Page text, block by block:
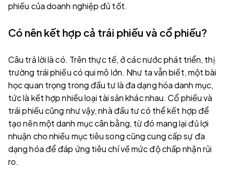
phiếu của doanh nghiệp đủ tốt.
Có nên kết hợp cả trái phiếu và cổ phiếu?
Câu trả lời là có. Trên thực tế, ở các nước phát triển, thị
trường trái phiếu có qui mô lớn. Như ta vẫn biết, một bài
học quan trọng trong đầu tư là đa dạng hóa danh mục,
tức là kết hợp nhiều loại tài sản khác nhau. Cổ phiếu và
trái phiếu cũng như vậy, nhà đầu tư có thể kết hợp để
tạo nên một danh mục cân bằng, từ đó mang lại đủ lợi
nhuận cho nhiều mục tiêu song cũng cung cấp sự đa
dạng hóa để đáp ứng tiêu chí về mức độ chấp nhận rủi
ro.